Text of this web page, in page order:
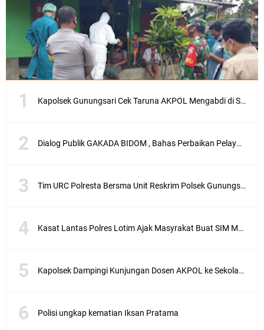
Kapolsek Gunungsari Cek Taruna AKPOL Mengabdi di SRD 4
Dialog Publik GAKADA BIDOM , Bahas Perbaikan Pelayanan Medis di NTB
Tim URC Polresta Bersma Unit Reskrim Polsek Gunungsari Tangkap Pelaku Curanmor
Kasat Lantas Polres Lotim Ajak Masyrakat Buat SIM Melalui SATPAS Bukan Calo
Kapolsek Dampingi Kunjungan Dosen AKPOL ke Sekolah Rakyat Gunungsari
Polisi ungkap kematian Iksan Pratama